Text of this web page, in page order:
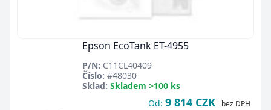
Epson EcoTank ET-4955
P/N: C11CL40409
Číslo: #48030
Sklad: Skladem >100 ks
Od: 9 814 CZK bez DPH